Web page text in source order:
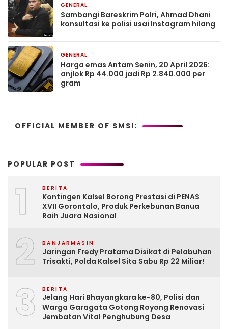
GENERAL
Sambangi Bareskrim Polri, Ahmad Dhani
konsultasi ke polisi usai Instagram hilang
GENERAL
Harga emas Antam Senin, 20 April 2026:
anjlok Rp 44.000 jadi Rp 2.840.000 per
gram
OFFICIAL MEMBER OF SMSI:
POPULAR POST
1 BERITA
Kontingen Kalsel Borong Prestasi di PENAS
XVII Gorontalo, Produk Perkebunan Banua
Raih Juara Nasional
2 BANJARMASIN
Jaringan Fredy Pratama Disikat di Pelabuhan
Trisakti, Polda Kalsel Sita Sabu Rp 22 Miliar!
3 BERITA
Jelang Hari Bhayangkara ke-80, Polisi dan
Warga Garagata Gotong Royong Renovasi
Jembatan Vital Penghubung Desa